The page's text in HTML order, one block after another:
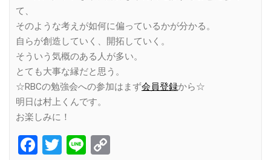
て、
そのような考えが如何に偏っているかが分かる。
自らが創造していく、開拓していく。
そういう気概のある人が多い。
とても大事な縁だと思う。
☆RBCの勉強会への参加はまず会員登録から☆
明日は村上くんです。
お楽しみに！
Facebook
Twitter
Line